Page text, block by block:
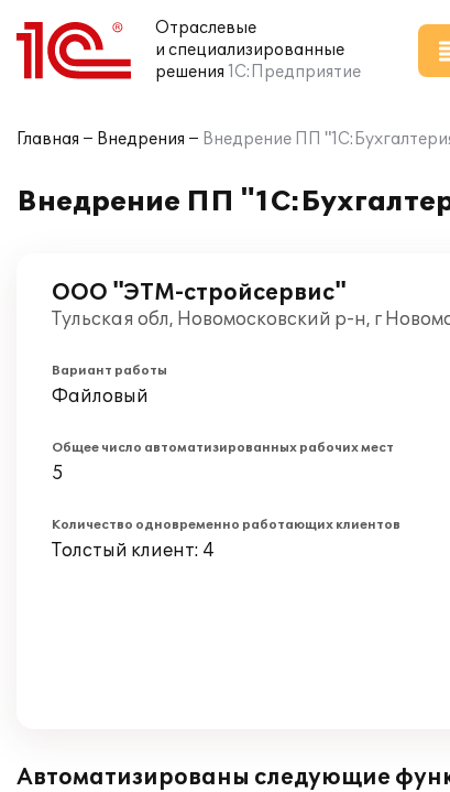
Отраслевые
и специализированные
решения 1С:Предприятие
Главная Внедрения Внедрение ПП
Внедрение ПП
ООО "ЭТМ-стройсервис"
Тульская обл, Новомосковский р-н, г
Вариант работы
Файловый
Общее число автоматизированных рабочих мест
5
Количество одновременно работающих клиентов
Толстый клиент: 4
Автоматизированы следующие